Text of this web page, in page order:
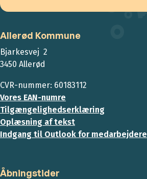
Allerød Kommune
Bjarkesvej 2
3450 Allerød
CVR-nummer: 60183112
Vores EAN-numre
Tilgængelighedserklæring
Oplæsning af tekst
Indgang til Outlook for medarbejdere
Åbningstider